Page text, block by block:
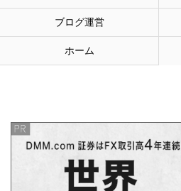
ブログ運営
ホーム